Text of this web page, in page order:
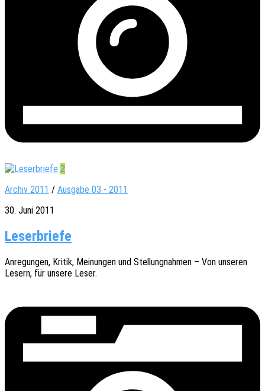
2
Archiv 2011 / Ausgabe 03 - 2011
30. Juni 2011
Leserbriefe
Anre­gun­gen, Kritik, Meinun­gen und Stel­lung­nah­men – Von unse­ren
Lesern, für unsere Leser.